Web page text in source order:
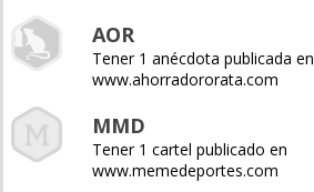
AOR
Tener 1 anécdota publicada en
www.ahorradororata.com
MMD
Tener 1 cartel publicado en
www.memedeportes.com